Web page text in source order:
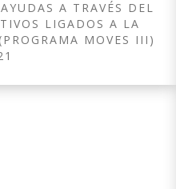
A TRAVÉS DEL
LIGADOS A LA
MOVES III)